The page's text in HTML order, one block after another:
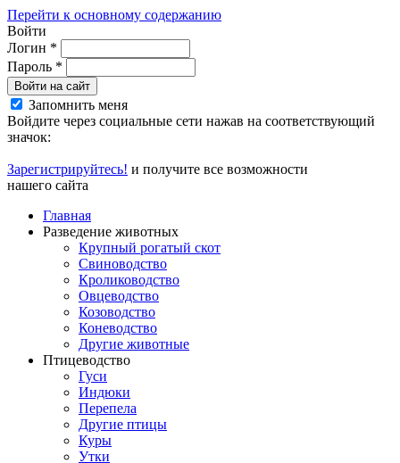
Перейти к основному содержанию
Войти
Логин *
Пароль *
Войти на сайт
Запомнить меня
Войдите через социальные сети нажав на соответствующий
значок:
Зарегистрируйтесь! и получите все возможности
нашего сайта
Главная
Разведение животных
Крупный рогатый скот
Свиноводство
Кролиководство
Овцеводство
Козоводство
Коневодство
Другие животные
Птицеводство
Гуси
Индюки
Перепела
Другие птицы
Куры
Утки